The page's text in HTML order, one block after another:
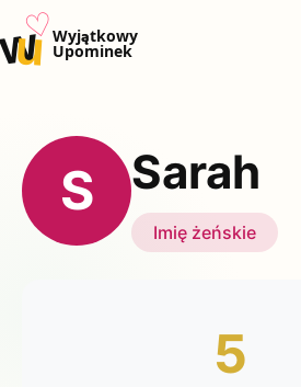
u♡Wyjątkowy
Upominek
Kalendarz Imienin
Kobieta
Okazje
Katalog prezentów
S Sarah
Imię żeńskie
5